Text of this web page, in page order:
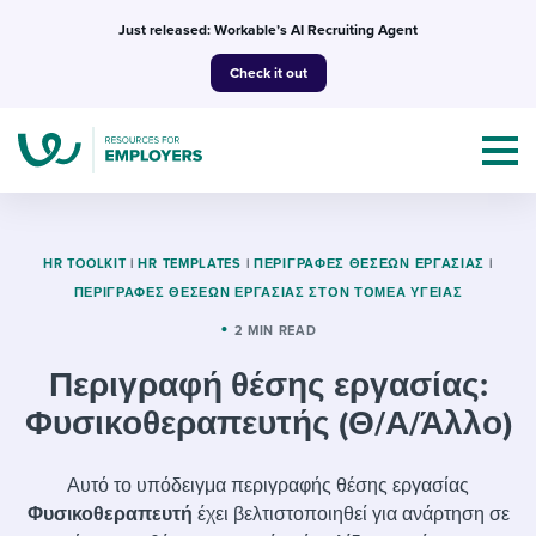
Just released: Workable’s AI Recruiting Agent
Check it out
Topics
Mobilizing AI in my work
Templates & Guides
I WANT...
I’m a jobseeker
Attend webinars & events
HR TOOLKIT | HR TEMPLATES | ΠΕΡΙΓΡΑΦΈΣ ΘΈΣΕΩΝ ΕΡΓΑΣΊΑΣ |
ΠΕΡΙΓΡΑΦΈΣ ΘΈΣΕΩΝ ΕΡΓΑΣΊΑΣ ΣΤΟΝ ΤΟΜΈΑ ΥΓΕΊΑΣ
2 MIN READ
Περιγραφή θέσης εργασίας:
Φυσικοθεραπευτής (Θ/Α/Άλλο)
Αυτό το υπόδειγμα περιγραφής θέσης εργασίας
Φυσικοθεραπευτή έχει βελτιστοποιηθεί για ανάρτηση σε